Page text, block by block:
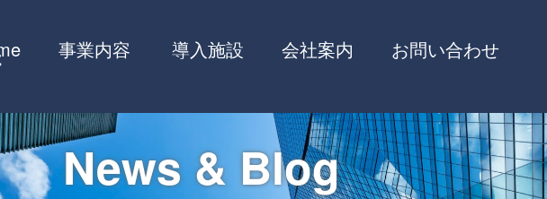
事業内容 導入施設 会社案内 お問い合わせ
News & Blog